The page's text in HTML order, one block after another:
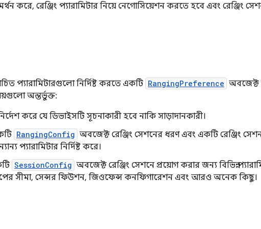
করে, রেঞ্জিং প্যারামিটার নিয়ে নেগোসিয়েশন করতে হবে এবং রেঞ্জিং
প্যারামিটারগুলো নির্দিষ্ট করতে একটি RangingPreference অবজেক্ট
অন্তর্ভুক্ত:
করে যে ডিভাইসটি সূচনাকারী হবে নাকি সাড়াদানকারী।
RangingConfig অবজেক্ট রেঞ্জিং সেশনের ধরণ এবং একটি রেঞ্জিং
প্যারামিটার নির্দিষ্ট করে।
SessionConfig অবজেক্ট রেঞ্জিং সেশনে প্রয়োগ করার জন্য বিভিন্ন
সীমা, সেন্সর ফিউশন, জিওফেন্স কনফিগারেশন এবং আরও অনেক কিছু।